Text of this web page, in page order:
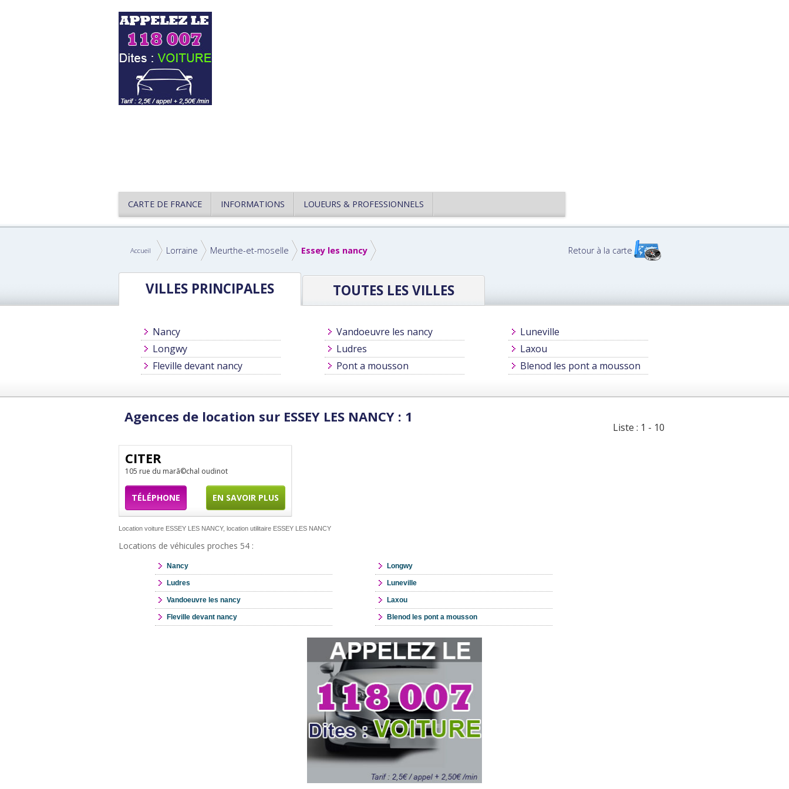
CARTE DE FRANCE INFORMATIONS LOUEURS & PROFESSIONNELS
Accueil Lorraine Meurthe-et-moselle Essey les nancy Retour à la carte
VILLES PRINCIPALES TOUTES LES VILLES
Nancy Vandoeuvre les nancy
Luneville
Longwy
Ludres
Laxou
Fleville devant nancy
Pont a mousson Blenod les pont a mousson
Agences de location sur ESSEY LES NANCY : 1
Liste : 1 - 10
CITER
105 rue du marã©chal oudinot
TÉLÉPHONE EN SAVOIR PLUS
Location voiture ESSEY LES NANCY, location utilitaire ESSEY LES NANCY
Locations de véhicules proches 54 :
Nancy Longwy
Ludres Luneville
Vandoeuvre les nancy Laxou
Fleville devant nancy Blenod les pont a mousson